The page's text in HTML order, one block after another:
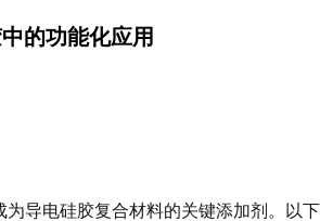
的功能化应用​
导电硅胶复合材料的关键添加剂。以下